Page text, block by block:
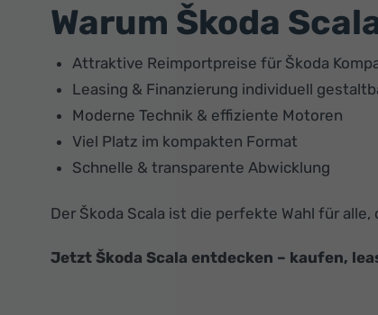
Warum Škoda
Attraktive Reimportpreise für Škoda
Leasing & Finanzierung individuell
Moderne Technik & effiziente Motoren
Viel Platz im kompakten Format
Schnelle & transparente Abwicklung
Der Škoda Scala ist die perfekte Wahl für
Jetzt Škoda Scala entdecken – kaufen,